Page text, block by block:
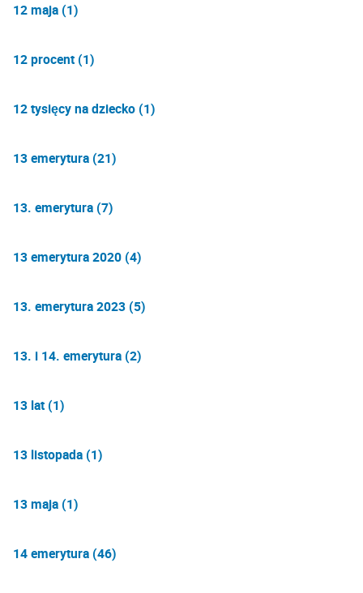
12 maja (1)
12 procent (1)
12 tysięcy na dziecko (1)
13 emerytura (21)
13. emerytura (7)
13 emerytura 2020 (4)
13. emerytura 2023 (5)
13. i 14. emerytura (2)
13 lat (1)
13 listopada (1)
13 maja (1)
14 emerytura (46)